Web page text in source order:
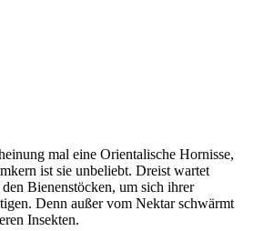
mal eine Orientalische Hornisse,
ist sie unbeliebt. Dreist wartet
Bienenstöcken, um sich ihrer
Denn außer vom Nektar schwärmt
Insekten.